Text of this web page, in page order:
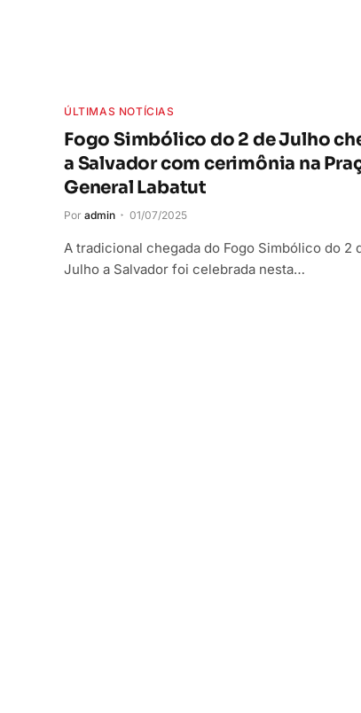
ÚLTIMAS NOTÍCIAS
Fogo Simbólico do 2 de Julho
a Salvador com cerimônia na
General Labatut
Por admin 01/07/2025
A tradicional chegada do Fogo Simbólico do 2
Julho a Salvador foi celebrada nesta…